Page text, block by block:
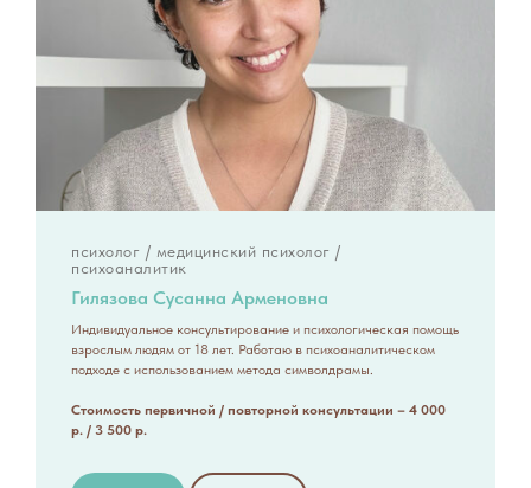
психолог / медицинский психолог /
психоаналитик
Гилязова Сусанна Арменовна
Индивидуальное консультирование и психологическая помощь
взрослым людям от 18 лет. Работаю в психоаналитическом
подходе с использованием метода символдрамы.
Стоимость первичной / повторной консультации – 4 000
р. / 3 500 р.